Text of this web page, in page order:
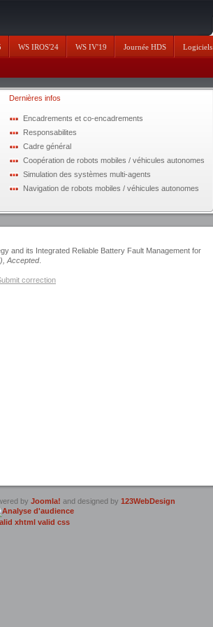
WS IROS'24 WS IV'19 Journée HDS Logiciels
Dernières infos
Encadrements et co-encadrements
Responsabilites
Cadre général
Coopération de robots mobiles / véhicules autonomes
Simulation des systèmes multi-agents
Navigation de robots mobiles / véhicules autonomes
and its Integrated Reliable Battery Fault Management for
Accepted.
correction
by Joomla! and designed by 123WebDesign
xhtml valid css